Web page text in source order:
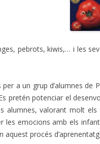
pebrots, kiwis,… i les
per a un grup d’alumnes de
pretén potenciar el
alumnes, valorant molt
les emocions amb els
aquest procés